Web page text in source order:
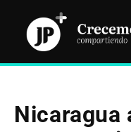
Nicaragua